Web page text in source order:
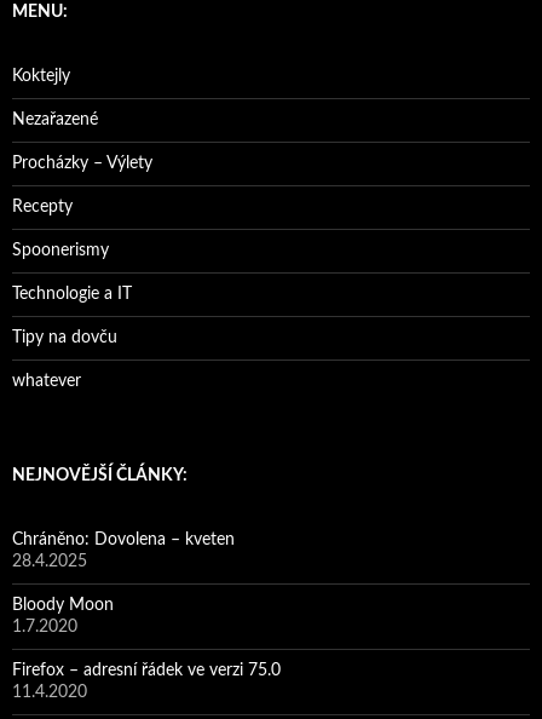
MENU:
Koktejly
Nezařazené
Procházky – Výlety
Recepty
Spoonerismy
Technologie a IT
Tipy na dovču
whatever
NEJNOVĚJŠÍ ČLÁNKY:
Chráněno: Dovolena – kveten
28.4.2025
Bloody Moon
1.7.2020
Firefox – adresní řádek ve verzi 75.0
11.4.2020